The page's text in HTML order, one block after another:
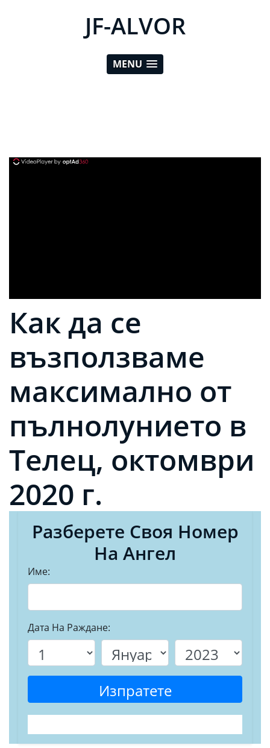
JF-ALVOR
MENU
Как да се
възползваме
максимално от
пълнолунието в
Телец, октомври
2020 г.
Разберете Своя Номер
На Ангел
Име:
Дата На Раждане:
Изпратете